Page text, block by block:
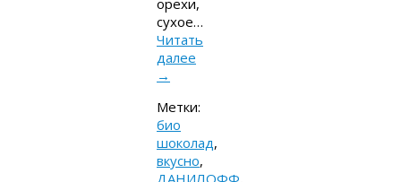
орехи,
сухое…
Читать
далее
→
Метки:
био
шоколад,
вкусно,